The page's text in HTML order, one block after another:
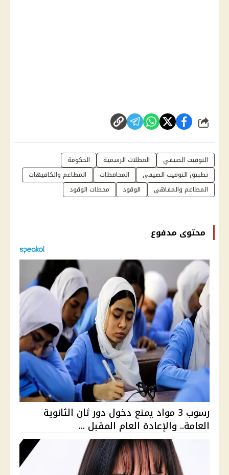
شارك
التوقيت الصيفي العطلات الرسمية
الحكومة
تطبيق التوقيت الصيفي
المحافظات
المطاعم والكافيهات
المطاعم والمقاهي
الوقود محطات الوقود
محتوى مدفوع
رسوب 3 مواد يمنع دخول دور ثان الثانوية
العامة.. والإعادة العام المقبل ...